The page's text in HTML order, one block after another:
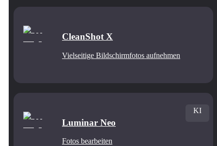
CleanShot X
Vielseitige Bildschirmfotos aufnehmen
Luminar Neo
Fotos bearbeiten
KI